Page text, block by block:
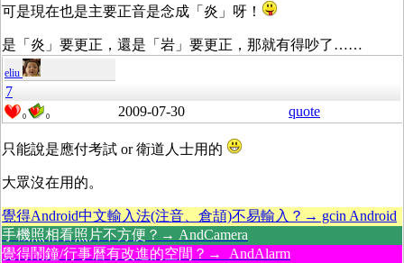
可是現在也是主要正音是念成「炎」呀！
是「炎」要更正，還是「岩」要更正，那就有得吵了……
eliu
7
0 0 2009-07-30 quote
只能說是應付考試 or 衛道人士用的
大眾沒在用的。
覺得Android中文輸入法(注音、倉頡)不易輸入？→ gcin Android
手機照相看照片不方便？→ AndCamera
覺得鬧鐘/行事曆有改進的空間？→ AndAlarm